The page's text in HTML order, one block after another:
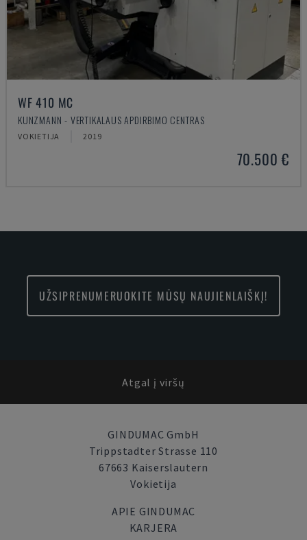
WF 410 MC
KUNZMANN - VERTIKALAUS APDIRBIMO CENTRAS
VOKIETIJA 2019
70.500 €
UŽSIPRENUMERUOKITE MŪSŲ NAUJIENLAIŠKĮ!
Atgal į viršų
GINDUMAC GmbH
Trippstadter Strasse 110
67663 Kaiserslautern
Vokietija
APIE GINDUMAC
KARJERA